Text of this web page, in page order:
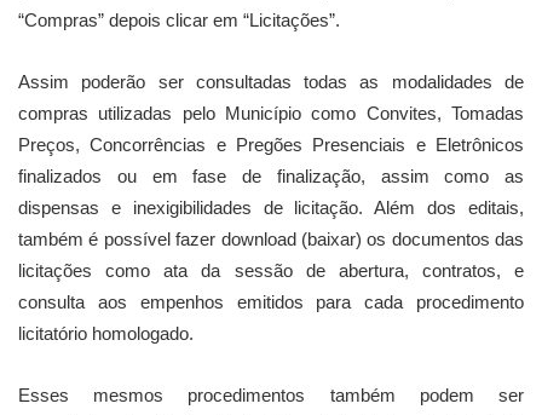
“Compras” depois clicar em “Licitações”.
Assim poderão ser consultadas todas as modalidades de
compras utilizadas pelo Município como Convites, Tomadas
Preços, Concorrências e Pregões Presenciais e Eletrônicos
finalizados ou em fase de finalização, assim como as
dispensas e inexigibilidades de licitação. Além dos editais,
também é possível fazer download (baixar) os documentos das
licitações como ata da sessão de abertura, contratos, e
consulta aos empenhos emitidos para cada procedimento
licitatório homologado.
Esses mesmos procedimentos também podem ser